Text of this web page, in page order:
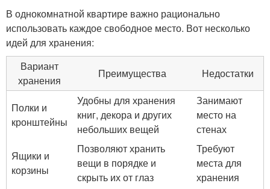
В однокомнатной квартире важно рационально
использовать каждое свободное место. Вот несколько
идей для хранения:
Вариант
хранения
Преимущества Недостатки
Полки и
кронштейны
Удобны для хранения
книг, декора и других
небольших вещей
Занимают
место на
стенах
Ящики и
корзины
Позволяют хранить
вещи в порядке и
скрыть их от глаз
Требуют
места для
хранения